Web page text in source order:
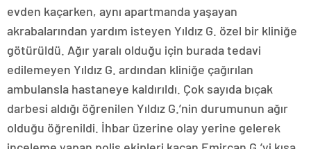
evden kaçarken, aynı apartmanda yaşayan
akrabalarından yardım isteyen Yıldız G. özel bir kliniğe
götürüldü. Ağır yaralı olduğu için burada tedavi
edilemeyen Yıldız G. ardından kliniğe çağırılan
ambulansla hastaneye kaldırıldı. Çok sayıda bıçak
darbesi aldığı öğrenilen Yıldız G.’nin durumunun ağır
olduğu öğrenildi. İhbar üzerine olay yerine gelerek